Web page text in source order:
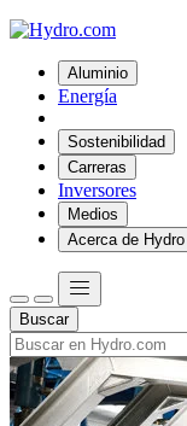
Aluminio
Energía
Sostenibilidad
Carreras
Inversores
Medios
Acerca de Hydro
Buscar